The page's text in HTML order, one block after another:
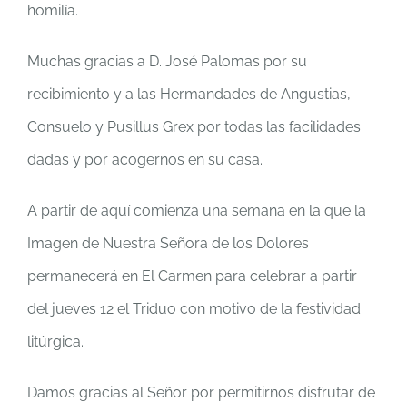
homilía.
Muchas gracias a D. José Palomas por su
recibimiento y a las Hermandades de Angustias,
Consuelo y Pusillus Grex por todas las facilidades
dadas y por acogernos en su casa.
A partir de aquí comienza una semana en la que la
Imagen de Nuestra Señora de los Dolores
permanecerá en El Carmen para celebrar a partir
del jueves 12 el Triduo con motivo de la festividad
litúrgica.
Damos gracias al Señor por permitirnos disfrutar de